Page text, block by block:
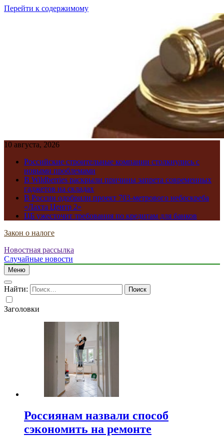
Перейти к содержимому
10 августа, 2026
Российские строительные компании столкнулись с
новыми проблемами
В Wildberries раскрыли причины запрета современных
гаджетов на складах
В России одобрили проект 703-метрового небоскреба
«Лахта Центр 2»
ЦБ ужесточит требования по кредитам для банков
Закон о налоге
Новостная рассылка
Случайные новости
Меню
Найти:
Заголовки
Россиянам назвали способ
сэкономить на ремонте